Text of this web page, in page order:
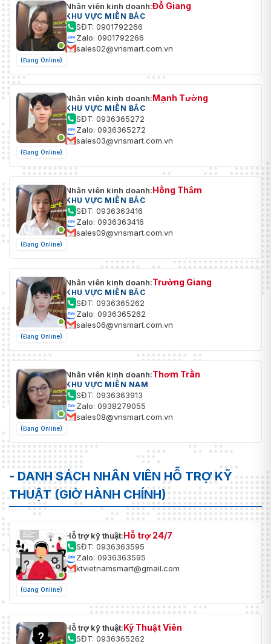
(Đang Online)
Nhân viên kinh doanh:Đỗ Giang
KHU VỰC MIỀN BẮC
SĐT: 0901792266
Zalo: 0901792266
sales02@vnsmart.com.vn
(Đang Online)
Nhân viên kinh doanh:Mạnh Tường
KHU VỰC MIỀN BẮC
SĐT: 0936365272
Zalo: 0936365272
sales03@vnsmart.com.vn
(Đang Online)
Nhân viên kinh doanh:Hồng Thắm
KHU VỰC MIỀN BẮC
SĐT: 0936363416
Zalo: 0936363416
sales09@vnsmart.com.vn
(Đang Online)
Nhân viên kinh doanh:Trường Giang
KHU VỰC MIỀN BẮC
SĐT: 0936365262
Zalo: 0936365262
sales06@vnsmart.com.vn
(Đang Online)
Nhân viên kinh doanh:Thơm Trần
KHU VỰC MIỀN NAM
SĐT: 0936363913
Zalo: 0938279055
sales08@vnsmart.com.vn
- DANH SÁCH NHÂN VIÊN HỖ TRỢ KỸ
THUẬT (GIỜ HÀNH CHÍNH)
(Đang Online)
Hỗ trợ kỹ thuật:Hỗ trợ 24/7
SĐT: 0936363595
Zalo: 0936363595
ktvietnamsmart@gmail.com
Hỗ trợ kỹ thuật:Kỹ Thuật Viên
SĐT: 0936365262